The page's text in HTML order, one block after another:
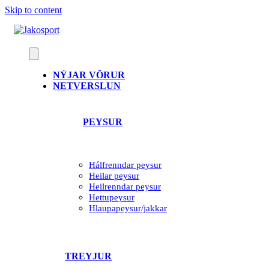
Skip to content
NÝJAR VÖRUR
NETVERSLUN
PEYSUR
Hálfrenndar peysur
Heilar peysur
Heilrenndar peysur
Hettupeysur
Hlaupapeysur/jakkar
TREYJUR